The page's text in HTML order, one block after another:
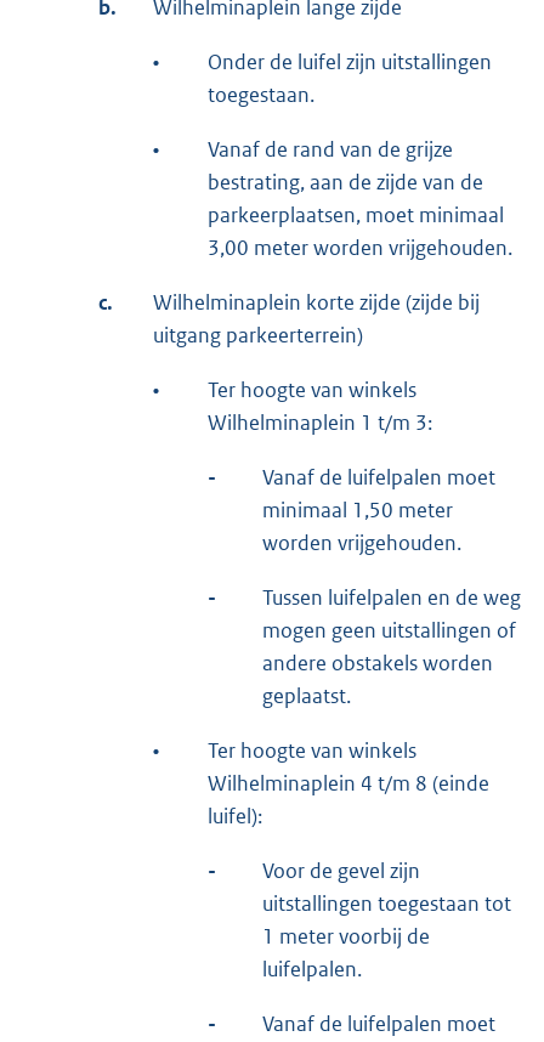
b. Wilhelminaplein lange zijde
•
Onder de luifel zijn uitstallingen
toegestaan.
•
Vanaf de rand van de grijze
bestrating, aan de zijde van de
parkeerplaatsen, moet minimaal
3,00 meter worden vrijgehouden.
c.
Wilhelminaplein korte zijde (zijde bij
uitgang parkeerterrein)
•
Ter hoogte van winkels
Wilhelminaplein 1 t/m 3:
-
Vanaf de luifelpalen moet
minimaal 1,50 meter
worden vrijgehouden.
-
Tussen luifelpalen en de weg
mogen geen uitstallingen of
andere obstakels worden
geplaatst.
•
Ter hoogte van winkels
Wilhelminaplein 4 t/m 8 (einde
luifel):
-
Voor de gevel zijn
uitstallingen toegestaan tot
1 meter voorbij de
luifelpalen.
-
Vanaf de luifelpalen moet